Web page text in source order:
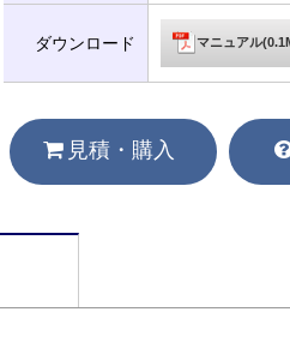
ダウンロード マニュアル
見積・購入